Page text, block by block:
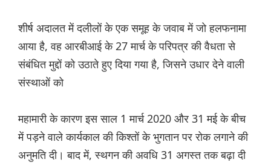
शीर्ष अदालत में दलीलों के एक समूह के जवाब में जो हलफनामा
आया है, वह आरबीआई के 27 मार्च के परिपत्र की वैधता से
संबंधित मुद्दों को उठाते हुए दिया गया है, जिसने उधार देने वाली
संस्थाओं को
महामारी के कारण इस साल 1 मार्च 2020 और 31 मई के बीच
में पड़ने वाले कार्यकाल की किश्तों के भुगतान पर रोक लगाने की
अनुमति दी। बाद में, स्थगन की अवधि 31 अगस्त तक बढ़ा दी